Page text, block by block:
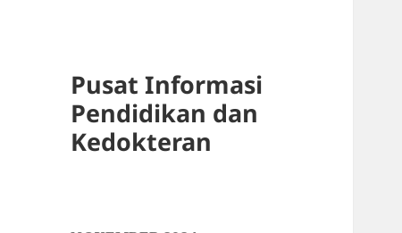
Pusat Informasi
Pendidikan dan
Kedokteran